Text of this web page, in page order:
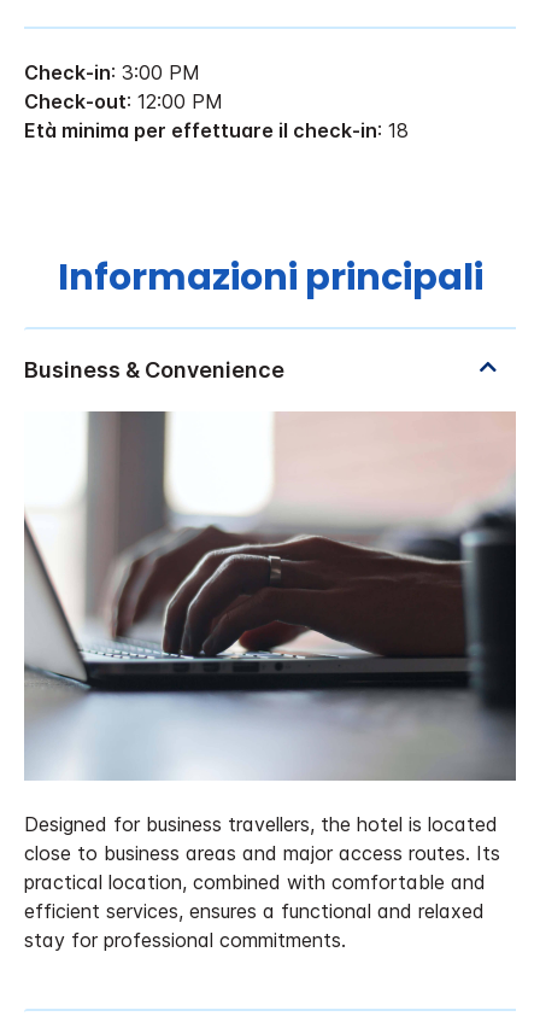
Check-in: 3:00 PM
Check-out: 12:00 PM
Età minima per effettuare il check-in: 18
Informazioni principali
Designed for business travellers, the hotel is located
close to business areas and major access routes. Its
practical location, combined with comfortable and
efficient services, ensures a functional and relaxed
stay for professional commitments.